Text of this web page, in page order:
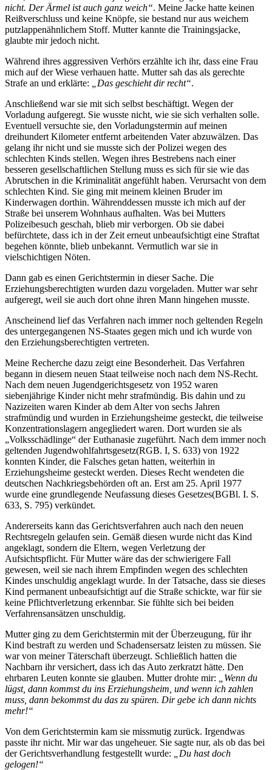
nicht. Der Ärmel ist auch ganz weich“. Meine Jacke hatte keinen
Reißverschluss und keine Knöpfe, sie bestand nur aus weichem
putzlappenähnlichem Stoff. Mutter kannte die Trainingsjacke,
glaubte mir jedoch nicht.
Während ihres aggressiven Verhörs erzählte ich ihr, dass eine Frau
mich auf der Wiese verhauen hatte. Mutter sah das als gerechte
Strafe an und erklärte:
„Das geschieht dir recht“.
Anschließend war sie mit sich selbst beschäftigt. Wegen der
Vorladung aufgeregt. Sie wusste nicht, wie sie sich verhalten solle.
Eventuell versuchte sie, den Vorladungstermin auf meinen
dreihundert Kilometer entfernt arbeitenden Vater abzuwälzen. Das
gelang ihr nicht und sie musste sich der Polizei wegen des
schlechten Kinds stellen. Wegen ihres Bestrebens nach einer
besseren gesellschaftlichen Stellung muss es sich für sie wie das
Abrutschen in die Kriminalität angefühlt haben. Verursacht von dem
schlechten Kind. Sie ging mit meinem kleinen Bruder im
Kinderwagen dorthin. Währenddessen musste ich mich auf der
Straße bei unserem Wohnhaus aufhalten. Was bei Mutters
Polizeibesuch geschah, blieb mir verborgen. Ob sie dabei
befürchtete, dass ich in der Zeit erneut unbeaufsichtigt eine Straftat
begehen könnte, blieb unbekannt. Vermutlich war sie in
vielschichtigen Nöten.
Dann gab es einen Gerichtstermin in dieser Sache. Die
Erziehungsberechtigten wurden dazu vorgeladen. Mutter war sehr
aufgeregt, weil sie auch dort ohne ihren Mann hingehen musste.
Anscheinend lief das Verfahren nach immer noch geltenden Regeln
des untergegangenen NS-Staates gegen mich und ich wurde von
den Erziehungsberechtigten vertreten.
Meine Recherche dazu zeigt eine Besonderheit. Das Verfahren
begann in diesem neuen Staat teilweise noch nach dem NS-Recht.
Nach dem neuen Jugendgerichtsgesetz von 1952 waren
siebenjährige Kinder nicht mehr strafmündig. Bis dahin und zu
Nazizeiten waren Kinder ab dem Alter von sechs Jahren
strafmündig und wurden in Erziehungsheime gesteckt, die teilweise
Konzentrationslagern angegliedert waren. Dort wurden sie als
„Volksschädlinge“ der Euthanasie zugeführt. Nach dem immer noch
geltenden Jugendwohlfahrtsgesetz(RGB. I, S. 633) von 1922
konnten Kinder, die Falsches getan hatten, weiterhin in
Erziehungsheime gesteckt werden. Dieses Recht wendeten die
deutschen Nachkriegsbehörden oft an. Erst am 25. April 1977
wurde eine grundlegende Neufassung dieses Gesetzes(BGBl. I. S.
633, S. 795) verkündet.
Andererseits kann das Gerichtsverfahren auch nach den neuen
Rechtsregeln gelaufen sein. Gemäß diesen wurde nicht das Kind
angeklagt, sondern die Eltern, wegen Verletzung der
Aufsichtspflicht. Für Mutter wäre das der schwierigere Fall
gewesen, weil sie nach ihrem Empfinden wegen des schlechten
Kindes unschuldig angeklagt wurde. In der Tatsache, dass sie dieses
Kind permanent unbeaufsichtigt auf die Straße schickte, war für sie
keine Pflichtverletzung erkennbar. Sie fühlte sich bei beiden
Verfahrensansätzen unschuldig.
Mutter ging zu dem Gerichtstermin mit der Überzeugung, für ihr
Kind bestraft zu werden und Schadensersatz leisten zu müssen. Sie
war von meiner Täterschaft überzeugt. Schließlich hatten die
Nachbarn ihr versichert, dass ich das Auto zerkratzt hätte. Den
ehrbaren Leuten konnte sie glauben. Mutter drohte mir:
„Wenn du
lügst, dann kommst du ins Erziehungsheim, und wenn ich zahlen
muss, dann bekommst du das zu spüren. Dir gebe ich dann nichts
mehr!“
Von dem Gerichtstermin kam sie missmutig zurück. Irgendwas
passte ihr nicht. Mir war das ungeheuer. Sie sagte nur, als ob das bei
der Gerichtsverhandlung festgestellt wurde:
„Du hast doch
gelogen!“